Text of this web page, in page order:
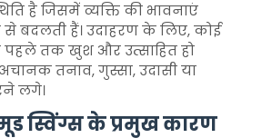
है जिसमें व्यक्ति की भावनाएं
बदलती हैं। उदाहरण के लिए, कोई
तक खुश और उत्साहित हो
तनाव, गुस्सा, उदासी या
लगे।
स्विंग्स के प्रमुख कारण